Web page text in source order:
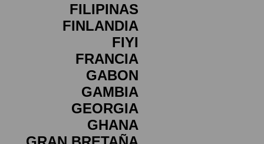
FILIPINAS
FINLANDIA
FIYI
FRANCIA
GABON
GAMBIA
GEORGIA
GHANA